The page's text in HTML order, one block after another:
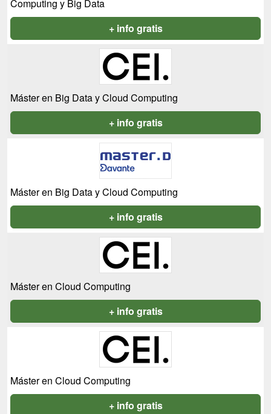
Computing y Big Data
+ info gratis
Máster en Big Data y Cloud Computing
+ info gratis
Máster en Big Data y Cloud Computing
+ info gratis
Máster en Cloud Computing
+ info gratis
Máster en Cloud Computing
+ info gratis